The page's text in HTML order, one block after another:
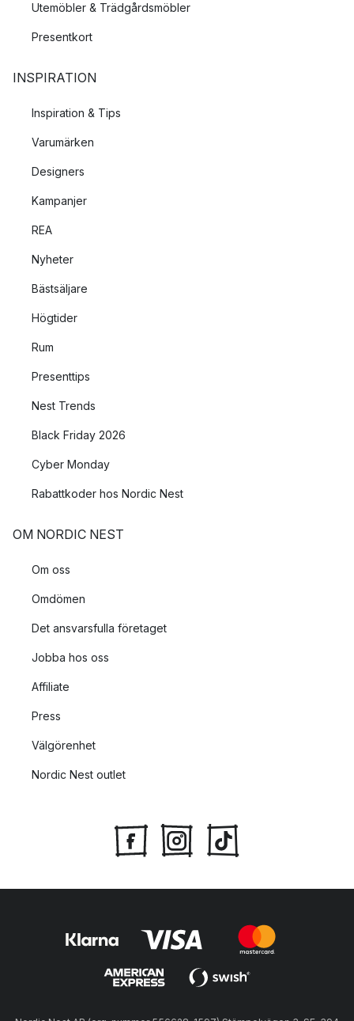
Utemöbler & Trädgårdsmöbler
Presentkort
INSPIRATION
Inspiration & Tips
Varumärken
Designers
Kampanjer
REA
Nyheter
Bästsäljare
Högtider
Rum
Presenttips
Nest Trends
Black Friday 2026
Cyber Monday
Rabattkoder hos Nordic Nest
OM NORDIC NEST
Om oss
Omdömen
Det ansvarsfulla företaget
Jobba hos oss
Affiliate
Press
Välgörenhet
Nordic Nest outlet